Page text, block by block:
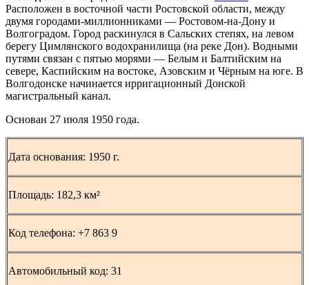
Расположен в восточной части Ростовской области, между
двумя городами-миллионниками — Ростовом-на-Дону и
Волгоградом. Город раскинулся в Сальских степях, на левом
берегу Цимлянского водохранилища (на реке Дон). Водными
путями связан с пятью морями — Белым и Балтийским на
севере, Каспийским на востоке, Азовским и Чёрным на юге. В
Волгодонске начинается ирригационный Донской
магистральный канал.
Основан 27 июля 1950 года.
Дата основания: 1950 г.
Площадь: 182,3 км²
Код телефона: +7 863 9
Автомобильный код: 31